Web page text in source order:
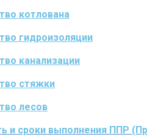
котлована
гидроизоляции
канализации
стяжки
лесов
и сроки выполнения ППР